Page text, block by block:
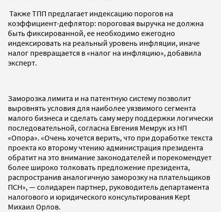
Также ТПП предлагает индексацию порогов на
коэффициент-дефлятор: пороговая выручка не должна
быть фиксированной, ее необходимо ежегодно
индексировать на реальный уровень инфляции, иначе
налог превращается в «налог на инфляцию», добавила
эксперт.
Заморозка лимита и на патентную систему позволит
выровнять условия для наиболее уязвимого сегмента
малого бизнеса и сделать саму меру поддержки логически
последовательной, согласна Евгения Мемрук из НП
«Опора». «Очень хочется верить, что при доработке текста
проекта ко второму чтению администрация президента
обратит на это внимание законодателей и порекомендует
более широко толковать предложение президента,
распространив аналогичную заморозку на плательщиков
ПСН», — солидарен партнер, руководитель департамента
налогового и юридического консультирования Kept
Михаил Орлов.